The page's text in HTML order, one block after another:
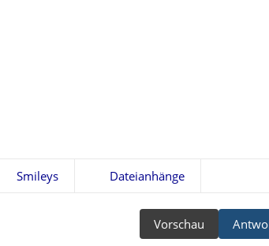
Smileys Dateianhänge
Vorschau